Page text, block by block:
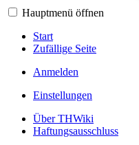
Hauptmenü öffnen
Start
Zufällige Seite
Anmelden
Einstellungen
Über THWiki
Haftungsausschluss